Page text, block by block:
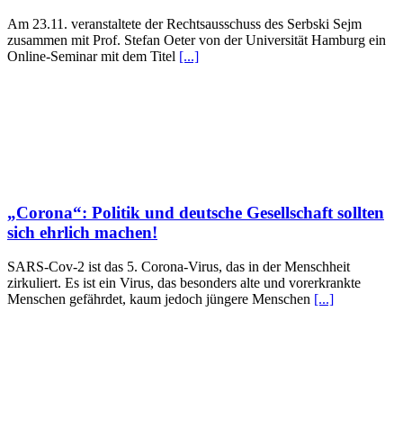
Am 23.11. veranstaltete der Rechtsausschuss des Serbski Sejm
zusammen mit Prof. Stefan Oeter von der Universität Hamburg ein
Online-Seminar mit dem Titel [...]
„Corona“: Politik und deutsche Gesellschaft sollten
sich ehrlich machen!
SARS-Cov-2 ist das 5. Corona-Virus, das in der Menschheit
zirkuliert. Es ist ein Virus, das besonders alte und vorerkrankte
Menschen gefährdet, kaum jedoch jüngere Menschen [...]